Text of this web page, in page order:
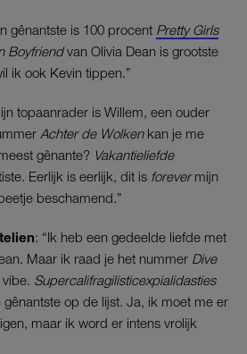
gênantste is 100 procent Pretty Girls
Boyfriendvan Olivia Dean is grootste
ik ook Kevin tippen.”
topaanrader is Willem, een ouder
Achter de Wolkenkan je me
gênante? Vakantieliefde
Eerlijk is eerlijk, dit is forevermijn
beschamend.”
: “Ik heb een gedeelde liefde met
Maar ik raad je het nummer Dive
Supercalifragilisticexpialidasties
op de lijst. Ja, ik moet me er
maar ik word er intens vrolijk